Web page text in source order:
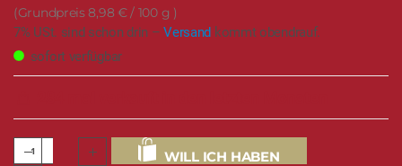
8,98 €/ 100 g
7% USt. sind schon drin –Versand kommt obendrauf.
sofort verfügbar
WILL ICH HABEN